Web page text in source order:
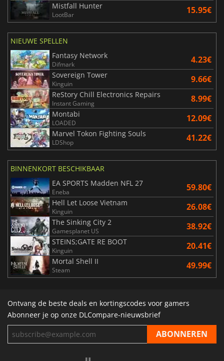
Mistfall Hunter
LootBar 15.95€
NIEUWE SPELLEN
Fantasy Network
Difmark 4.23€
Sovereign Tower
Kinguin 9.66€
ReStory Chill Electronics Repairs
Instant Gaming 8.99€
Montabi
LOADED 12.09€
Marvel Tokon Fighting Souls
LDShop 41.22€
BINNENKORT BESCHIKBAAR
EA SPORTS Madden NFL 27
Eneba 59.80€
Hell Let Loose Vietnam
Kinguin 26.08€
The Sinking City 2
Gamesplanet US 38.92€
STEINS;GATE RE BOOT
Kinguin 20.41€
Mortal Shell II
Steam 49.99€
Ontvang de beste deals en kortingscodes voor gamers
Abonneer je op onze DLCompare-nieuwsbrief